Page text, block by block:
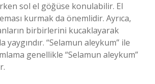
sol el göğüse konulabilir. El
kurmak da önemlidir. Ayrıca,
birbirlerini kucaklayarak
yaygındır. “Selamun aleykum” ile
genellikle “Selamun aleykum”